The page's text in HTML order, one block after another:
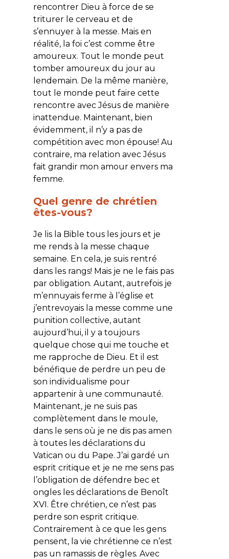
rencontrer Dieu à force de se
triturer le cerveau et de
s’ennuyer à la messe. Mais en
réalité, la foi c’est comme être
amoureux. Tout le monde peut
tomber amoureux du jour au
lendemain. De la même manière,
tout le monde peut faire cette
rencontre avec Jésus de manière
inattendue. Maintenant, bien
évidemment, il n’y a pas de
compétition avec mon épouse! Au
contraire, ma relation avec Jésus
fait grandir mon amour envers ma
femme.
Quel genre de chrétien
êtes-vous?
Je lis la Bible tous les jours et je
me rends à la messe chaque
semaine. En cela, je suis rentré
dans les rangs! Mais je ne le fais pas
par obligation. Autant, autrefois je
m’ennuyais ferme à l’église et
j’entrevoyais la messe comme une
punition collective, autant
aujourd’hui, il y a toujours
quelque chose qui me touche et
me rapproche de Dieu. Et il est
bénéfique de perdre un peu de
son individualisme pour
appartenir à une communauté.
Maintenant, je ne suis pas
complètement dans le moule,
dans le sens où je ne dis pas amen
à toutes les déclarations du
Vatican ou du Pape. J’ai gardé un
esprit critique et je ne me sens pas
l’obligation de défendre bec et
ongles les déclarations de Benoît
XVI. Être chrétien, ce n’est pas
perdre son esprit critique.
Contrairement à ce que les gens
pensent, la vie chrétienne ce n’est
pas un ramassis de règles. Avec